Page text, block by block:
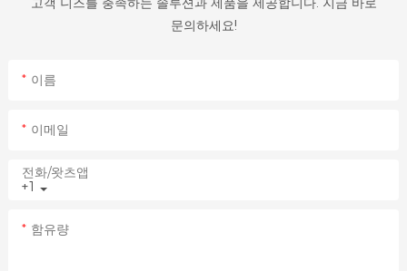
문의하세요!
이름
이메일
+1
전화/왓츠앱
함유량